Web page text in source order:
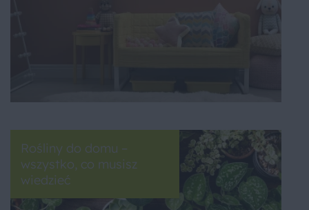
Rośliny do domu –
wszystko, co musisz
wiedzieć